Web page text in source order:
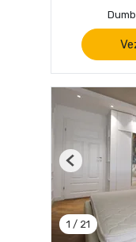
1 / 21
Previous